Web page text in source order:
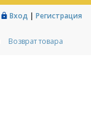
Вход | Регистрация
Возврат товара